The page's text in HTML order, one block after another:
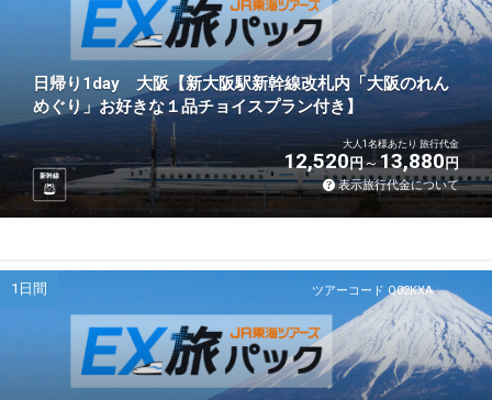
日帰り1day 大阪【新大阪駅新幹線改札内「大阪のれん
めぐり」お好きな１品チョイスプラン付き】
新幹線
大人1名様あたり 旅行代金
12,520円 13,880円
表示旅行代金について
ツアーコード Q02KXA
1日間